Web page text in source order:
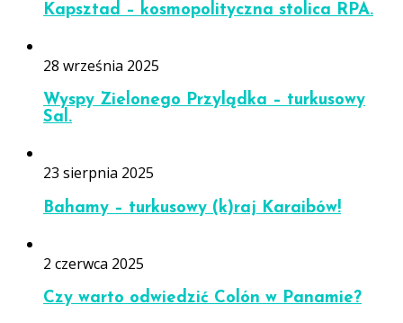
Kapsztad – kosmopolityczna stolica RPA.
28 września 2025
Wyspy Zielonego Przylądka – turkusowy
Sal.
23 sierpnia 2025
Bahamy – turkusowy (k)raj Karaibów!
2 czerwca 2025
Czy warto odwiedzić Colón w Panamie?